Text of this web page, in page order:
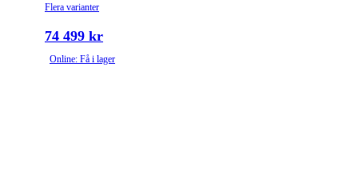
Flera varianter
74 499 kr
Online: Få i lager